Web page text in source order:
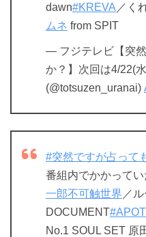
dawn#KREVA ／く
ムネ from SPIT
— フジテレビ【突
か？】次回は4/22(
(@totsuzen_uranai)
#突然ですが占って
番組内でかかって
一郎不可触世界 ／
DOCUMENT
No.1 SOUL SET 原